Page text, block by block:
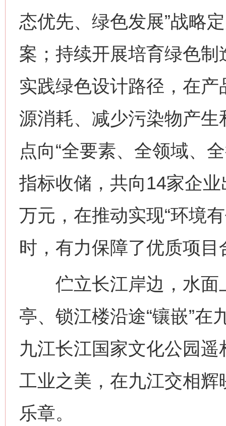
态优先、绿色发展”战略
案；持续开展培育绿色
实践绿色设计路径，在
源消耗、减少污染物产
点向“全要素、全领域、
指标收储，共向14家企
万元，在推动实现“环境
时，有力保障了优质项
伫立长江岸边，水面
亭、锁江楼沿途“镶嵌”在
九江长江国家文化公园
工业之美，在九江交相
乐章。
网上购药对药下症？
这是一记警钟！ 谢